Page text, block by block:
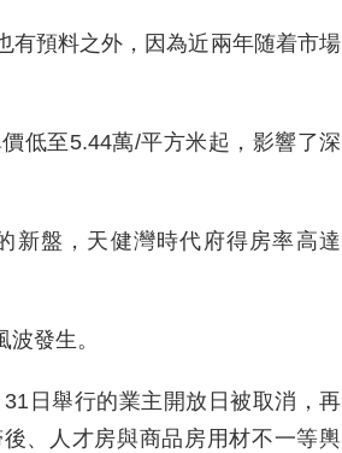
有預料之外，因為近兩年随着市場
低至5.44萬/平方米起，影響了深
新盤，天健灣時代府得房率高達
發生。
日舉行的業主開放日被取消，再
、人才房與商品房用材不一等輿